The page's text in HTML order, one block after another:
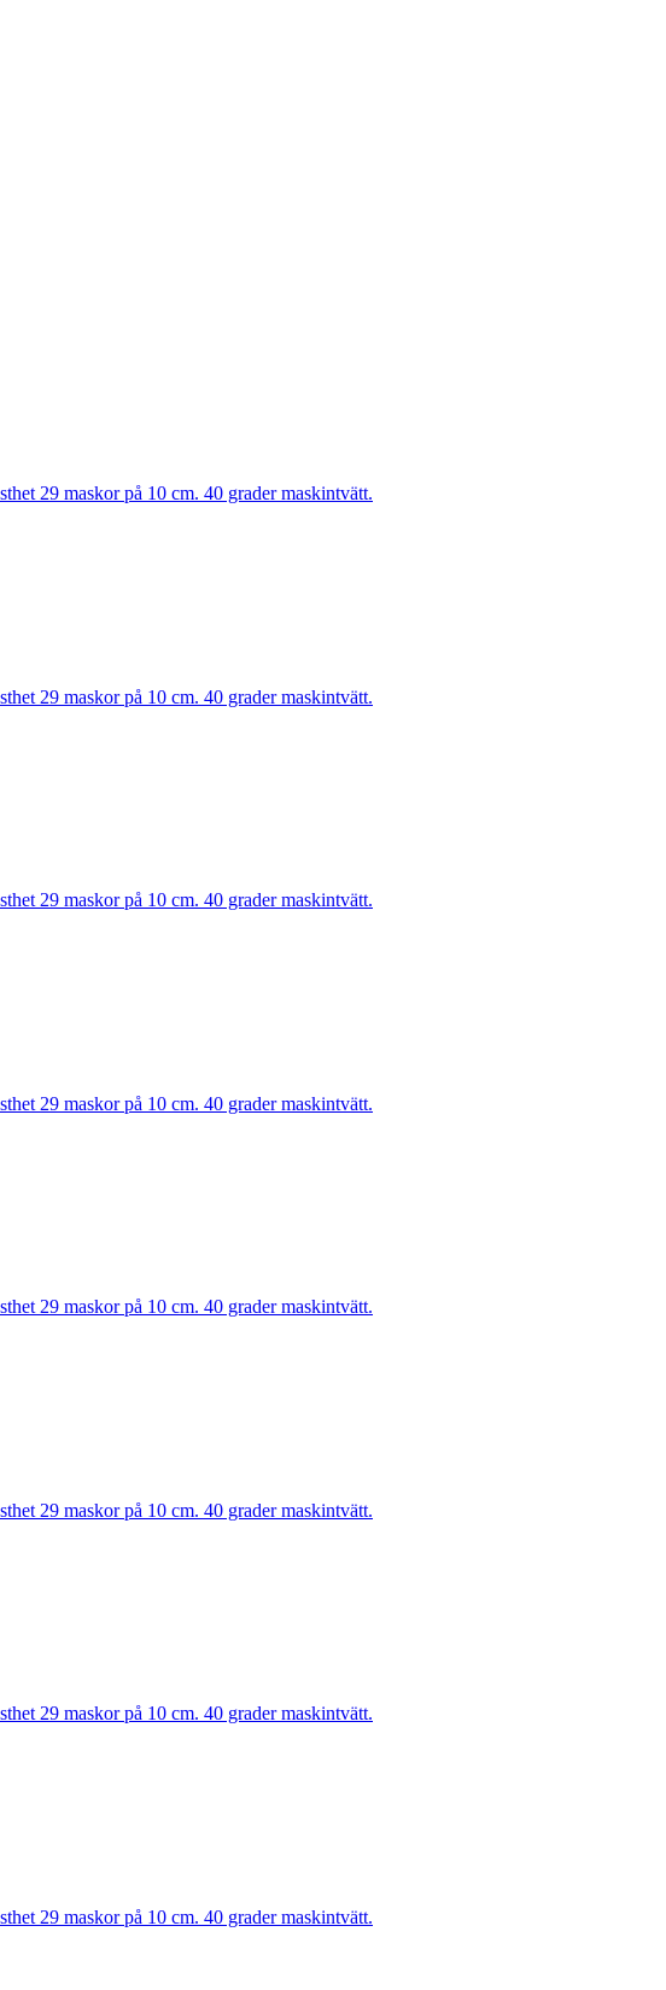
29 maskor på 10 cm. 40 grader maskintvätt.
29 maskor på 10 cm. 40 grader maskintvätt.
29 maskor på 10 cm. 40 grader maskintvätt.
29 maskor på 10 cm. 40 grader maskintvätt.
29 maskor på 10 cm. 40 grader maskintvätt.
29 maskor på 10 cm. 40 grader maskintvätt.
29 maskor på 10 cm. 40 grader maskintvätt.
29 maskor på 10 cm. 40 grader maskintvätt.